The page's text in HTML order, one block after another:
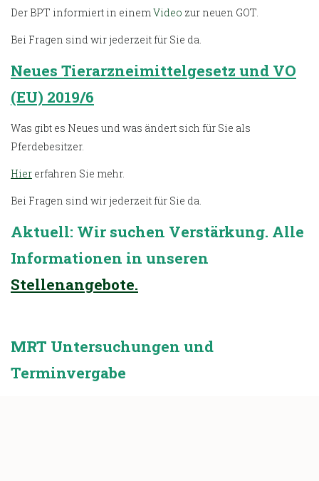
Der BPT informiert in einemVideo zur neuen GOT.
Bei Fragen sind wir jederzeit für Sie da.
Neues Tierarzneimittelgesetz und VO
(EU) 2019/6
Was gibt es Neues und was ändert sich für Sie als
Pferdebesitzer.
Hier erfahren Sie mehr.
Bei Fragen sind wir jederzeit für Sie da.
Aktuell: Wir suchen Verstärkung. Alle
Informationen in unseren
Stellenangebote.
MRT Untersuchungen und
Terminvergabe